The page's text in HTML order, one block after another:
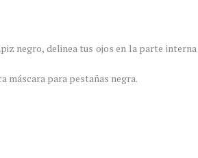
negro, delinea tus ojos en la parte
máscara para pestañas negra.